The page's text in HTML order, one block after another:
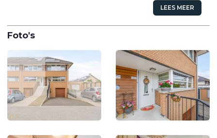
LEES MEER
Foto's